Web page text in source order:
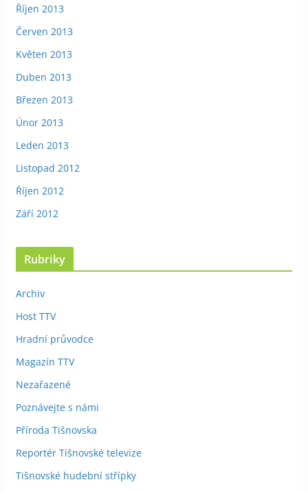
Říjen 2013
Červen 2013
Květen 2013
Duben 2013
Březen 2013
Únor 2013
Leden 2013
Listopad 2012
Říjen 2012
Září 2012
Rubriky
Archiv
Host TTV
Hradní průvodce
Magazín TTV
Nezařazené
Poznávejte s námi
Příroda Tišnovska
Reportér Tišnovské televize
Tišnovské hudební střípky